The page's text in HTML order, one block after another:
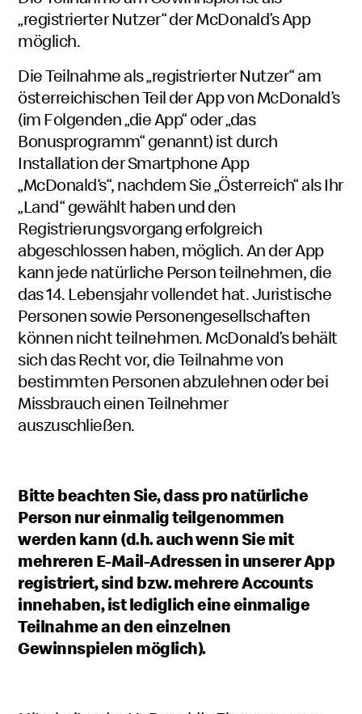
„registrierter Nutzer“ der McDonald’s App
möglich.
Die Teilnahme als „registrierter Nutzer“ am
österreichischen Teil der App von McDonald’s
(im Folgenden „die App“ oder „das
Bonusprogramm“ genannt) ist durch
Installation der Smartphone App
„McDonald‘s“, nachdem Sie „Österreich“ als Ihr
„Land“ gewählt haben und den
Registrierungsvorgang erfolgreich
abgeschlossen haben, möglich. An der App
kann jede natürliche Person teilnehmen, die
das 14. Lebensjahr vollendet hat. Juristische
Personen sowie Personengesellschaften
können nicht teilnehmen. McDonald’s behält
sich das Recht vor, die Teilnahme von
bestimmten Personen abzulehnen oder bei
Missbrauch einen Teilnehmer
auszuschließen.
Bitte beachten Sie, dasspro natürliche
Person nur einmalig teilgenommen
werden kann (d.h. auch wenn Sie mit
mehreren E-Mail-Adressen in unserer App
registriert, sind bzw. mehrere Accounts
innehaben, ist lediglich eine einmalige
Teilnahme an den einzelnen
Gewinnspielen möglich).